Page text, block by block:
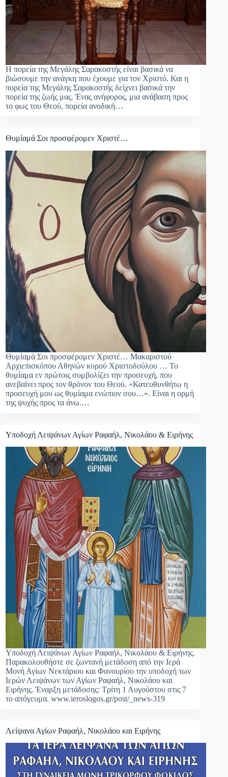
Η πορεία της Μεγάλης Σαρακοστής είναι βασικά να
βιώσουμε την ανάγκη που έχουμε για τον Χριστό. Και η
πορεία της Μεγάλης Σαρακοστής δείχνει βασικά την
πορεία της ζωής μας. Ένας ανήφορος, μια ανάβαση προς
το φως του Θεού, πορεία ανοδική…
Θυμίαμά Σοι προσφέρομεν Χριστέ…
Θυμίαμά Σοι προσφέρομεν Χριστέ… Μακαριστού
Αρχιεπισκόπου Αθηνών κυρού Χριστοδούλου … Το
θυμίαμα εν πρώτοις συμβολίζει την προσευχή, που
ανεβαίνει προς τον θρόνον του Θεού. «Κατευθυνθήτω η
προσευχή μου ως θυμίαμα ενώπιον σου…». Είναι η ορμή
της ψυχής προς τα άνω.…
Υποδοχή Λειψάνων Αγίων Ραφαήλ, Νικολάου & Ειρήνης
Υποδοχή Λειψάνων Αγίων Ραφαήλ, Νικολάου & Ειρήνης.
Παρακολουθήστε σε ζωντανή μετάδοση από την Ιερά
Μονή Αγίων Νεκτάριου και Φανουρίου την υποδοχή των
Ιερών Λειψάνων των Αγίων Ραφαήλ, Νικολάου και
Ειρήνης. Έναρξη μετάδοσης: Τρίτη 1 Αυγούστου στις 7
το απόγευμα. www.ieroslogos.gr/post/_news-319
Λείψανα Αγίων Ραφαήλ, Νικολάου και Ειρήνης